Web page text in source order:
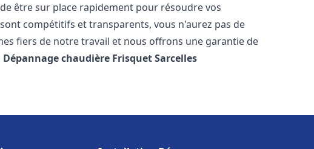
être sur place rapidement pour résoudre vos
compétitifs et transparents, vous n'aurez pas de
fiers de notre travail et nous offrons une garantie de
chaudière FrisquetSarcelles